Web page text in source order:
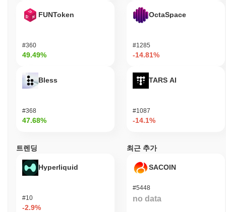
SDK 및 API를 포함한 다양한 도구와 자원을 제공합니다. 이를 통
해 개발자는 혁신적인 솔루션을 만들 수 있으며, 소비자는 결제 및
지속 가능한 생태계를 조성합니다.
손오공은 지분 증명(Proof of Stake, PoS) 합의 메커니즘을 사용하
여 검증자가 거래를 확인하고 네트워크의 무결성을 유지하는 역할
"스테이킹"할 의사가 있는지에 따라 선택됩니다. 이 모델은 참가자
들이 정직하게 행동하도록 유도하며, 악의적인 행동을 할 경우 스
테이킹한 자산을 잃을 수 있습니다. 네트워크는 안전한 인증 및 데
이터 무결성을 보장하기 위해 타원 곡선 디지털 서명 알고리즘
(ECDSA)과 같은 고급 암호화 기술을 사용합니다. 이 암호화는 거
래 데이터를 보호하고 네트워크 내 참가자의 신원을 검증합니다.
인센티브는 스테이킹 보상을 통해 조정되며, 이는 검증자가 네트워
FUNToken
#360
49.49%
Bless
#368
47.68%
OctaSpace
#1285
-14.81%
TARS AI
#1087
-14.1%
트렌딩
Hyperliquid
#10
-2.9%
최근 추가
SACOIN
#5448
no data